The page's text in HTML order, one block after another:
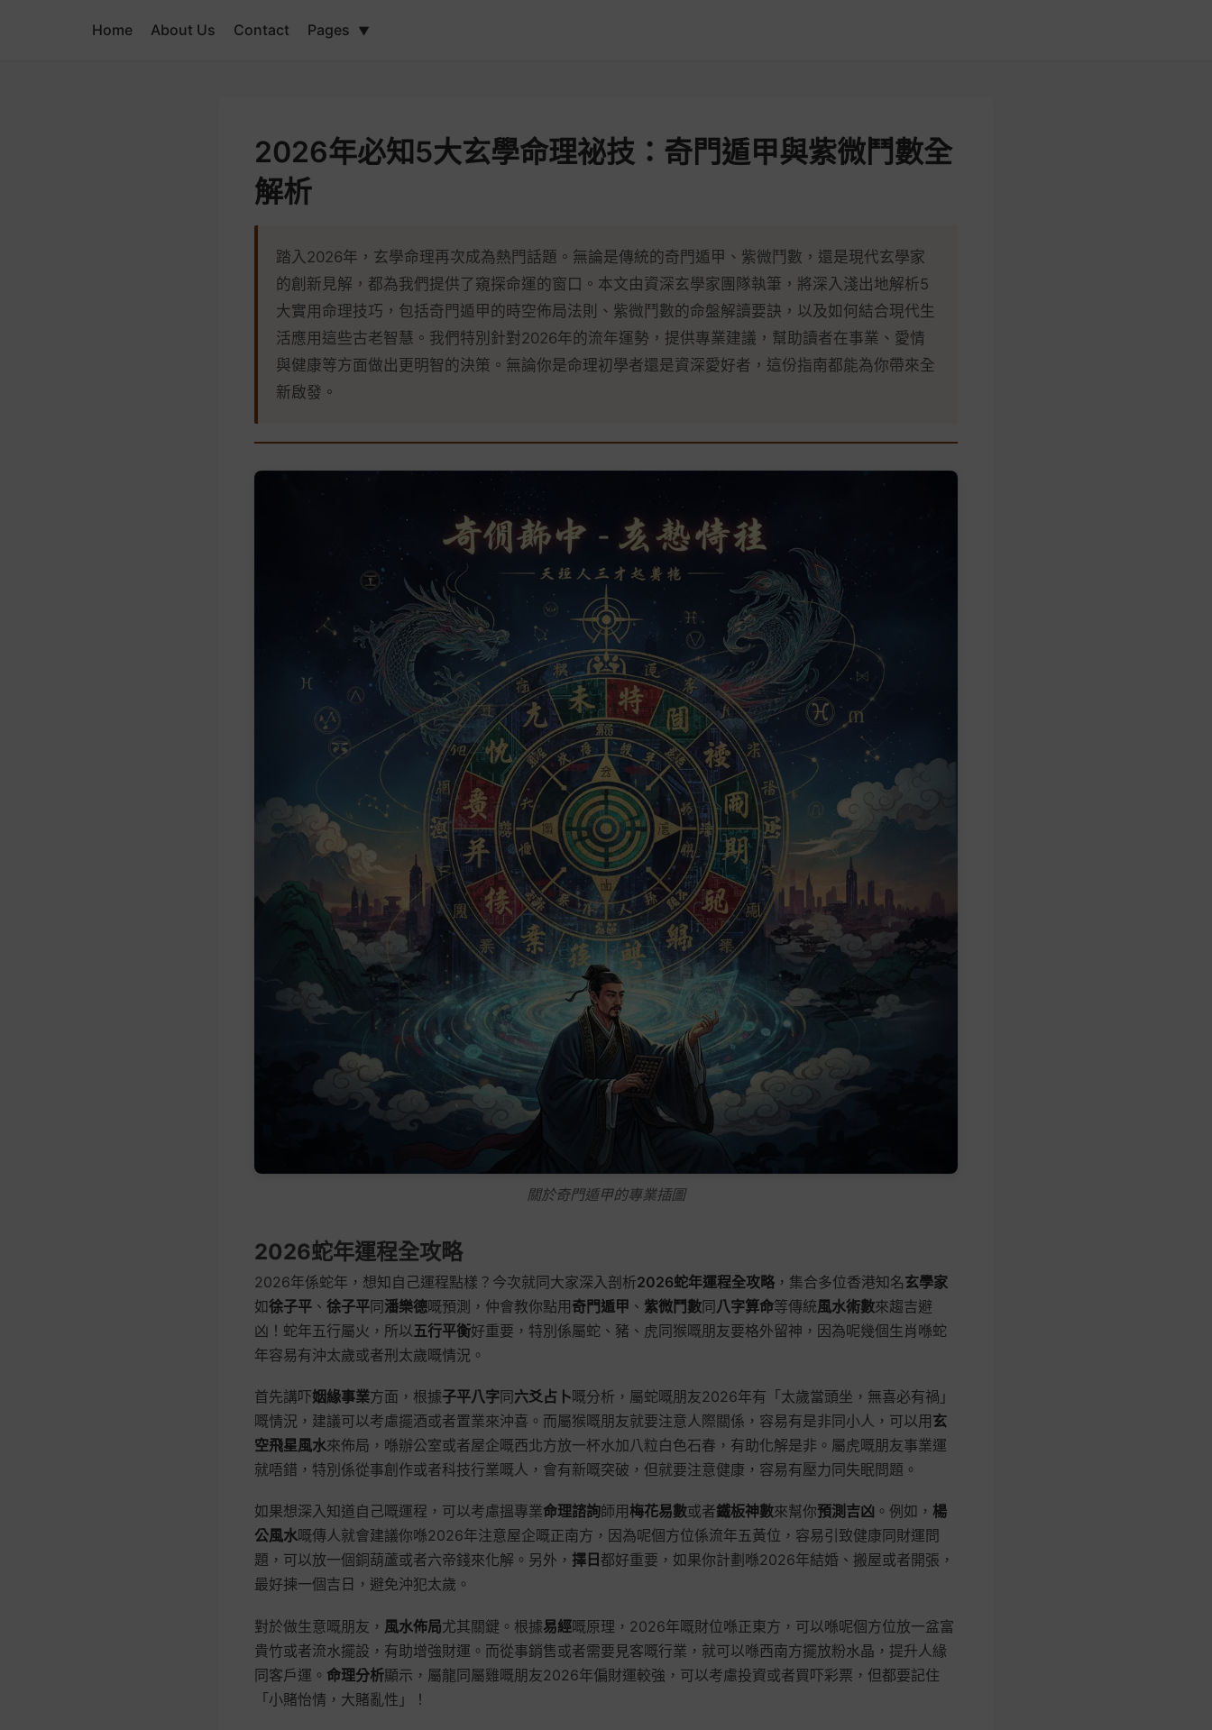
Home About Us Contact Pages ▼
2026年必知5大玄學命理祕技：奇門遁甲與紫微鬥數全
解析
踏入2026年，玄學命理再次成為熱門話題。無論是傳統的奇門遁甲、紫微鬥數，還是現代玄學家
的創新見解，都為我們提供了窺探命運的窗口。本文由資深玄學家團隊執筆，將深入淺出地解析5
大實用命理技巧，包括奇門遁甲的時空佈局法則、紫微鬥數的命盤解讀要訣，以及如何結合現代生
活應用這些古老智慧。我們特別針對2026年的流年運勢，提供專業建議，幫助讀者在事業、愛情
與健康等方面做出更明智的決策。無論你是命理初學者還是資深愛好者，這份指南都能為你帶來全
新啟發。
關於奇門遁甲的專業插圖
2026蛇年運程全攻略
2026年係蛇年，想知自己運程點樣？今次就同大家深入剖析2026蛇年運程全攻略 ，集合多位香港知名玄學家
如徐子平 、 徐子平同潘樂德嘅預測，仲會教你點用 奇門遁甲 、 紫微鬥數同八字算命等傳統風水術數來趨吉避
凶！蛇年五行屬火，所以五行平衡好重要，特別係屬蛇、豬、虎同猴嘅朋友要格外留神，因為呢幾個生肖喺蛇
年容易有沖太歲或者刑太歲嘅情況。
首先講吓姻緣事業方面，根據子平八字同六爻占卜嘅分析，屬蛇嘅朋友2026年有「太歲當頭坐，無喜必有禍」
嘅情況，建議可以考慮擺酒或者置業來沖喜。而屬猴嘅朋友就要注意人際關係，容易有是非同小人，可以用 玄
空飛星風水來佈局，喺辦公室或者屋企嘅西北方放一杯水加八粒白色石春，有助化解是非。屬虎嘅朋友事業運
就唔錯，特別係從事創作或者科技行業嘅人，會有新嘅突破，但就要注意健康，容易有壓力同失眠問題。
如果想深入知道自己嘅運程，可以考慮搵專業命理諮詢師用 梅花易數或者鐵板神數來幫你預測吉凶 。例如， 楊
公風水嘅傳人就會建議你喺2026年注意屋企嘅正南方，因為呢個方位係流年五黃位，容易引致健康同財運問
題，可以放一個銅葫蘆或者六帝錢來化解。另外， 擇日 都好重要，如果你計劃喺2026年結婚、搬屋或者開張，
最好揀一個吉日，避免沖犯太歲。
對於做生意嘅朋友， 風水佈局尤其關鍵。根據易經嘅原理，2026年嘅財位喺正東方，可以喺呢個方位放一盆富
貴竹或者流水擺設，有助增強財運。而從事銷售或者需要見客嘅行業，就可以喺西南方擺放粉水晶，提升人緣
同客戶運。 命理分析顯示，屬龍同屬雞嘅朋友2026年偏財運較強，可以考慮投資或者買吓彩票，但都要記住
「小賭怡情，大賭亂性」！